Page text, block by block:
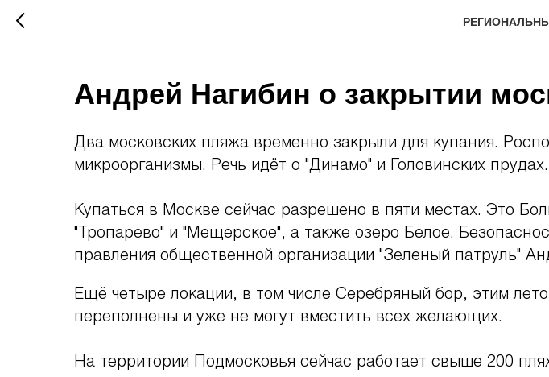
Андрей Нагибин о закрытии
Два московских пляжа временно закрыли для купания.
микроорганизмы. Речь идёт о "Динамо" и Головинских прудах.
Купаться в Москве сейчас разрешено в пяти местах. Это
"Тропарево" и "Мещерское", а также озеро Белое.
правления общественной организации "Зеленый патруль"
Ещё четыре локации, в том числе Серебряный бор, этим
переполнены и уже не могут вместить всех желающих.
На территории Подмосковья сейчас работает свыше 200